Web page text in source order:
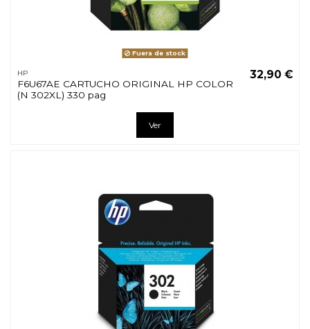
Fuera de stock
HP
F6U67AE CARTUCHO ORIGINAL HP COLOR
(N 302XL) 330 pag
32,90 €
Ver